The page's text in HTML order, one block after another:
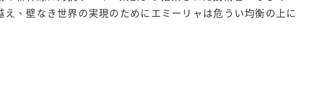
、壁なき世界の実現のためにエミーリャは危うい均衡の上に